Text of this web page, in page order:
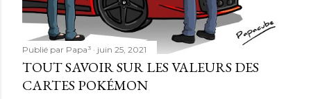
Publié par Papa³ juin 25, 2021
TOUT SAVOIR SUR LES VALEURS DES
CARTES POKÉMON